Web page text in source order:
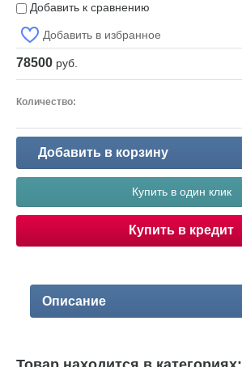
Добавить к сравнению
Добавить в избранное
78500 руб.
Количество:
Добавить в корзину
Купить в один клик
Купить в кредит
Описание